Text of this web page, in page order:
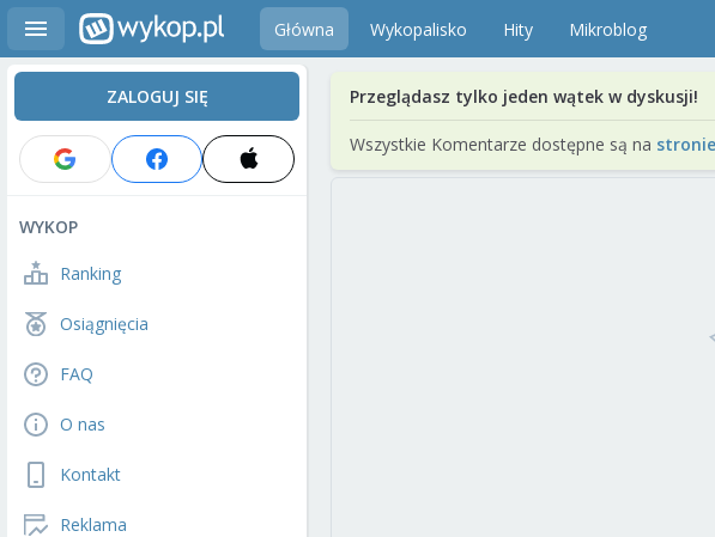
Główna Wykopalisko Hity Mikroblog
ZALOGUJ SIĘ
WYKOP
Ranking
Osiągnięcia
FAQ
O nas
Kontakt
Reklama
Przeglądasz tylko jeden wątek w dyskusji!
Wszystkie Komentarze dostępne są na